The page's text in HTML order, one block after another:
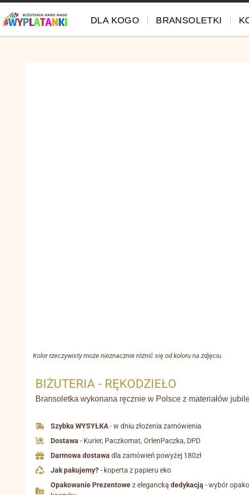
DLA KOGO BRANSOLETKI
Kolor rzeczywisty może nieznacznie różnić się od koloru na zdjęciu.
BIŻUTERIA - RĘKODZIEŁO
Bransoletka wykonana ręcznie w Polsce z materiałów
Szybka WYSYŁKA- w dniu złożenia zamówienia
Dostawa - Kurier, Paczkomat, OrlenPaczka, DPD
Darmowa dostawa dla zamówień powyżej 180zł
Jak pakujemy?- koperta z papieru eko
Opakowanie Prezentowez eleganckądedykacją - wybór